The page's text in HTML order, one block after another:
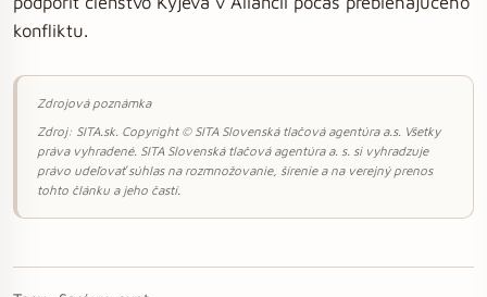
konfliktu.
Zdrojová poznámka
Zdroj: SITA.sk. Copyright © SITA Slovenská tlačová agentúra a.s. Všetky
práva vyhradené. SITA Slovenská tlačová agentúra a. s. si vyhradzuje
právo udeľovať súhlas na rozmnožovanie, šírenie a na verejný prenos
tohto článku a jeho častí.